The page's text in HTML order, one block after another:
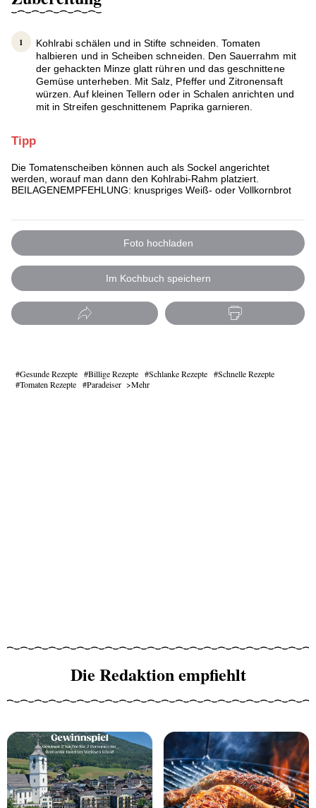
Kohlrabi schälen und in Stifte schneiden. Tomaten
halbieren und in Scheiben schneiden. Den Sauerrahm mit
der gehackten Minze glatt rühren und das geschnittene
Gemüse unterheben. Mit Salz, Pfeffer und Zitronensaft
würzen. Auf kleinen Tellern oder in Schalen anrichten und
mit in Streifen geschnittenem Paprika garnieren.
Tipp
Die Tomatenscheiben können auch als Sockel angerichtet
werden, worauf man dann den Kohlrabi-Rahm platziert.
BEILAGENEMPFEHLUNG: knuspriges Weiß- oder Vollkornbrot
Foto hochladen
Im Kochbuch speichern
Gesunde Rezepte Billige Rezepte Schlanke Rezepte
Schnelle Rezepte
Tomaten Rezepte
Paradeiser Mehr
Die Redaktion empfiehlt